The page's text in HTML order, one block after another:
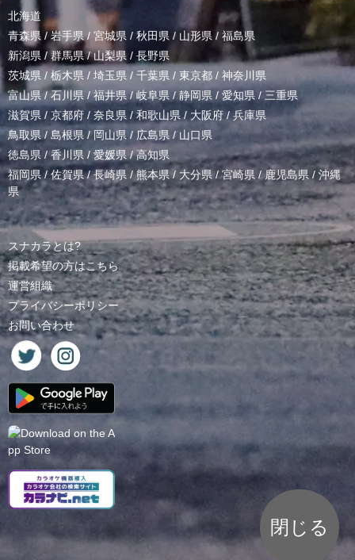
北海道
青森県 / 岩手県/ 宮城県 / 秋田県 / 山形県/ 福島県
新潟県 /群馬県/山梨県 / 長野県
茨城県 / 栃木県 / 埼玉県 / 千葉県 / 東京都 / 神奈川県
富山県 /石川県/福井県/岐阜県 / 静岡県 / 愛知県 / 三重県
滋賀県 / 京都府 / 奈良県 / 和歌山県/ 大阪府 /兵庫県
鳥取県/ 島根県 /岡山県/ 広島県 / 山口県
徳島県 /香川県 / 愛媛県/高知県
福岡県/佐賀県/長崎県 /熊本県/ 大分県/宮崎県 /鹿児島県 / 沖縄
県
スナカラとは?
掲載希望の方はこちら
運営組織
プライバシーポリシー
お問い合わせ
閉じる